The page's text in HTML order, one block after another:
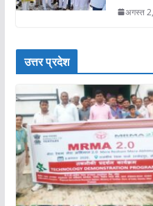
अगस्त
उत्तर प्रदेश